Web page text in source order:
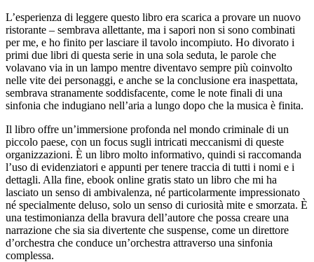
L’esperienza di leggere questo libro era scarica a provare un nuovo
ristorante – sembrava allettante, ma i sapori non si sono combinati
per me, e ho finito per lasciare il tavolo incompiuto. Ho divorato i
primi due libri di questa serie in una sola seduta, le parole che
volavano via in un lampo mentre diventavo sempre più coinvolto
nelle vite dei personaggi, e anche se la conclusione era inaspettata,
sembrava stranamente soddisfacente, come le note finali di una
sinfonia che indugiano nell’aria a lungo dopo che la musica è finita.
Il libro offre un’immersione profonda nel mondo criminale di un
piccolo paese, con un focus sugli intricati meccanismi di queste
organizzazioni. È un libro molto informativo, quindi si raccomanda
l’uso di evidenziatori e appunti per tenere traccia di tutti i nomi e i
dettagli. Alla fine, ebook online gratis stato un libro che mi ha
lasciato un senso di ambivalenza, né particolarmente impressionato
né specialmente deluso, solo un senso di curiosità mite e smorzata. È
una testimonianza della bravura dell’autore che possa creare una
narrazione che sia sia divertente che suspense, come un direttore
d’orchestra che conduce un’orchestra attraverso una sinfonia
complessa.